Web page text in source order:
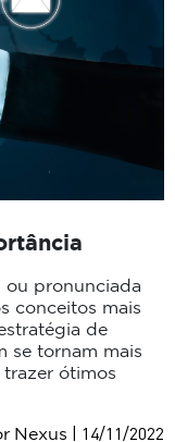
ou pronunciada
conceitos mais
de
se tornam mais
ótimos
Nexus | 14/11/2022